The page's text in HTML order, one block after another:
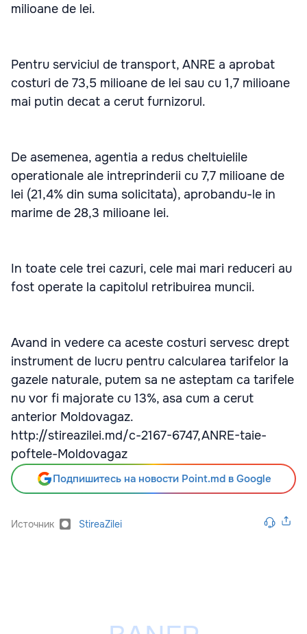
milioane de lei.
Pentru serviciul de transport, ANRE a aprobat
costuri de 73,5 milioane de lei sau cu 1,7 milioane
mai putin decat a cerut furnizorul.
De asemenea, agentia a redus cheltuielile
operationale ale intreprinderii cu 7,7 milioane de
lei (21,4% din suma solicitata), aprobandu-le in
marime de 28,3 milioane lei.
In toate cele trei cazuri, cele mai mari reduceri au
fost operate la capitolul retribuirea muncii.
Avand in vedere ca aceste costuri servesc drept
instrument de lucru pentru calcularea tarifelor la
gazele naturale, putem sa ne asteptam ca tarifele
nu vor fi majorate cu 13%, asa cum a cerut
anterior Moldovagaz.
http://stireazilei.md/c-2167-6747,ANRE-taie-
poftele-Moldovagaz
Подпишитесь на новости Point.md в Google
Источник StireaZilei